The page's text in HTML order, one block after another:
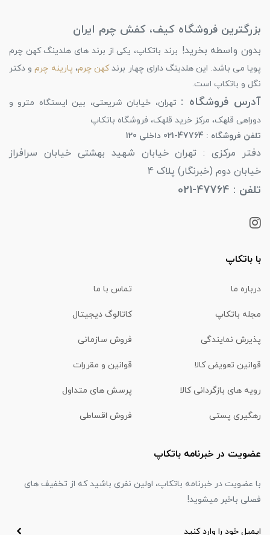
بزرگترین فروشگاه کیف، کفش چرم ایران
بدون واسطه بخرید! برند باتکاپ، یکی از برند های هلدینگ کهن چرم
پویا می باشد. این هلدینگ دارای چهار برندکهن چرم، پارینه چرمو دکتر
نگل و باتکاپ است.
آدرس فروشگاه : تهران، خیابان شریعتی، بین ایستگاه مترو و
دوراهی قلهک، مرکز خرید قلهک، فروشگاه باتکاپ
تلفن فروشگاه : 47764-021 داخلی 120
دفتر مرکزی : تهران خیابان شهید بهشتی خیابان سرافراز
خیابان دوم (خبرنگار) پلاک 4
تلفن : 47764-021
با باتکاپ
درباره ما تماس با ما
مجله باتکاپ کاتالوگ دیجیتال
پذیرش نمایندگی فروش سازمانی
قوانین تعویض کالا قوانین و مقررات
رویه های بازگردانی کالا پرسش های متداول
رهگیری پستی فروش اقساطی
عضویت در خبرنامه باتکاپ
با عضویت در خبرنامه باتکاپ، اولین نفری باشید که از تخفیف های
فصلی باخبر میشوید!